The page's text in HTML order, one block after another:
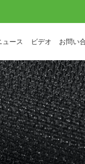
ュース ビデオ お問い